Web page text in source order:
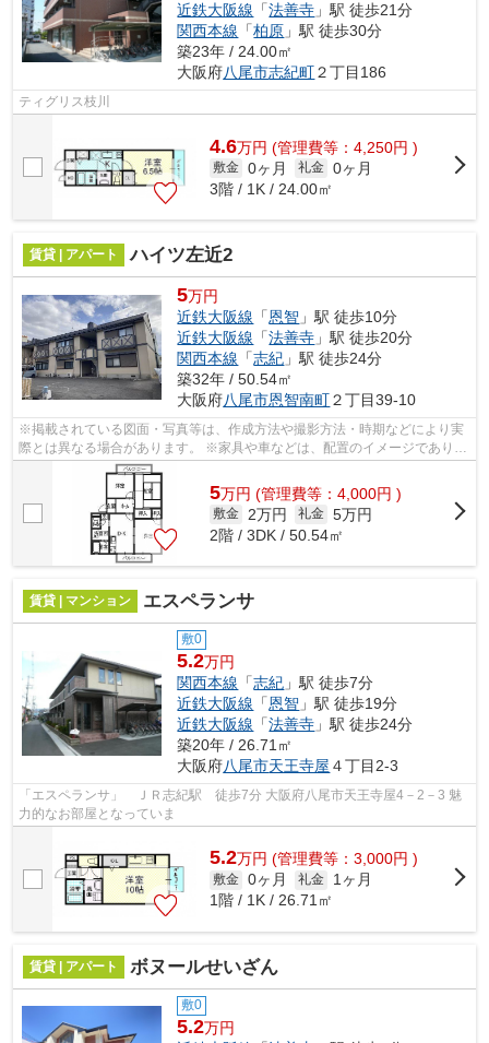
近鉄大阪線 「法善寺 」駅 徒歩21分
関西本線 「柏原 」駅 徒歩30分
築23年 / 24.00㎡
大阪府八尾市志紀町２丁目186
ティグリス枝川
4.6万円 (管理費等：4,250円 )
敷金 0ヶ月 礼金 0ヶ月
3階 / 1K / 24.00㎡
賃貸 | アパート ハイツ左近2
5万円
近鉄大阪線 「恩智 」駅 徒歩10分
近鉄大阪線 「法善寺 」駅 徒歩20分
関西本線 「志紀 」駅 徒歩24分
築32年 / 50.54㎡
大阪府八尾市恩智南町２丁目39-10
※掲載されている図面・写真等は、作成方法や撮影方法・時期などにより実
際とは異なる場合があります。 ※家具や車などは、配置のイメージであり、
賃貸物件に付属しておりません（家具家...
5万円 (管理費等：4,000円 )
敷金 2万円 礼金 5万円
2階 / 3DK / 50.54㎡
賃貸 | マンション エスペランサ
敷0
5.2万円
関西本線 「志紀 」駅 徒歩7分
近鉄大阪線 「恩智 」駅 徒歩19分
近鉄大阪線 「法善寺 」駅 徒歩24分
築20年 / 26.71㎡
大阪府八尾市天王寺屋 ４丁目2-3
「エスペランサ」 ＪＲ志紀駅 徒歩7分 大阪府八尾市天王寺屋4－2－3 魅
力的なお部屋となっていま
5.2万円 (管理費等：3,000円 )
敷金 0ヶ月 礼金
1ヶ月
1階 / 1K / 26.71㎡
賃貸 | アパート ボヌールせいざん
敷0
5.2万円